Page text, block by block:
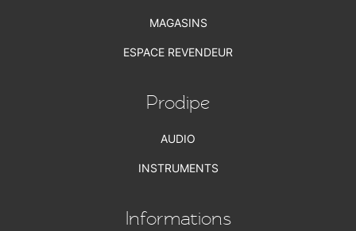
MAGASINS
ESPACE REVENDEUR
Prodipe
AUDIO
INSTRUMENTS
Informations